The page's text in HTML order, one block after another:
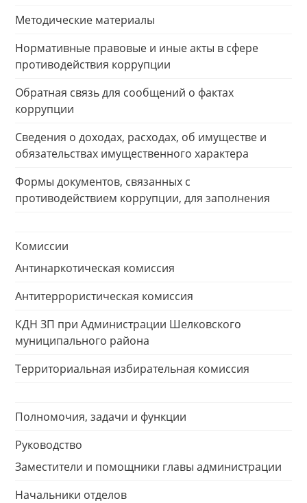
Методические материалы
Нормативные правовые и иные акты в сфере
противодействия коррупции
Обратная связь для сообщений о фактах
коррупции
Сведения о доходах, расходах, об имуществе и
обязательствах имущественного характера
Формы документов, связанных с
противодействием коррупции, для заполнения
Комиссии
Антинаркотическая комиссия
Антитеррористическая комиссия
КДН ЗП при Администрации Шелковского
муниципального района
Территориальная избирательная комиссия
Полномочия, задачи и функции
Руководство
Заместители и помощники главы администрации
Начальники отделов